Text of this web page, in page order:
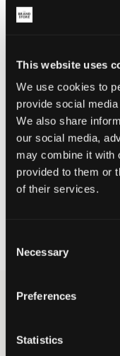
This website uses
We use cookies to
provide social
We also share
our social media,
may combine it with
provided to them or
of their services.
Selection
Necessary
Preferences
Statistics
134-140 cm
Upplevd storlek
Liten
Leverans2-4 vardagar
Ribbad svart topp från
kort ärm. Nedtill och
Topp